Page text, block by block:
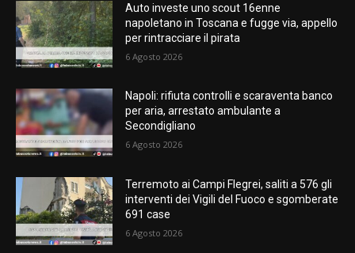
Auto investe uno scout 16enne
napoletano in Toscana e fugge via, appello
per rintracciare il pirata
6 Agosto 2026
Napoli: rifiuta controlli e scaraventa banco
per aria, arrestato ambulante a
Secondigliano
6 Agosto 2026
Terremoto ai Campi Flegrei, saliti a 576 gli
interventi dei Vigili del Fuoco e sgomberate
691 case
6 Agosto 2026